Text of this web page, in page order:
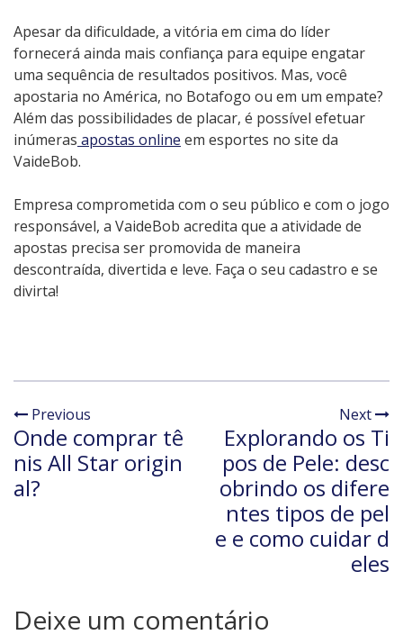
Apesar da dificuldade, a vitória em cima do líder
fornecerá ainda mais confiança para equipe engatar
uma sequência de resultados positivos. Mas, você
apostaria no América, no Botafogo ou em um empate?
Além das possibilidades de placar, é possível efetuar
inúmeras apostas online em esportes no site da
VaideBob.
Empresa comprometida com o seu público e com o jogo
responsável, a VaideBob acredita que a atividade de
apostas precisa ser promovida de maneira
descontraída, divertida e leve. Faça o seu cadastro e se
divirta!
Previous
Onde comprar tê
nis All Star origin
al?
Next
Explorando os Ti
pos de Pele: desc
obrindo os difere
ntes tipos de pel
e e como cuidar d
eles
Deixe um comentário